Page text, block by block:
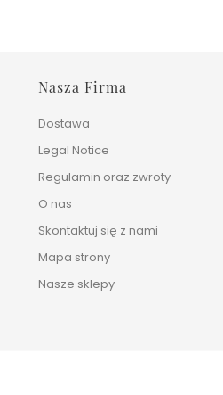
Nasza Firma
Dostawa
Legal Notice
Regulamin oraz zwroty
O nas
Skontaktuj się z nami
Mapa strony
Nasze sklepy